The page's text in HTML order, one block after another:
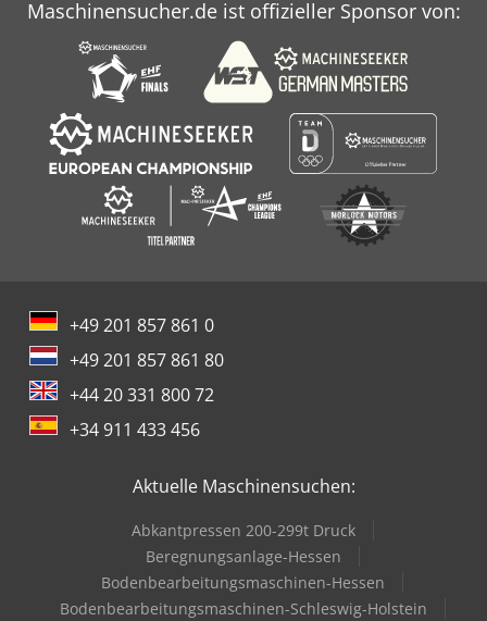
Maschinensucher.de ist offizieller Sponsor von:
+49 201 857 861 0
+49 201 857 861 80
+44 20 331 800 72
+34 911 433 456
Aktuelle Maschinensuchen:
Abkantpressen 200-299t Druck
Beregnungsanlage-Hessen
Bodenbearbeitungsmaschinen-Hessen
Bodenbearbeitungsmaschinen-Schleswig-Holstein